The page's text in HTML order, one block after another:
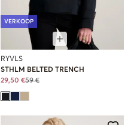
VERKOOP
RYVLS
STHLM BELTED TRENCH
29,50 €59 €